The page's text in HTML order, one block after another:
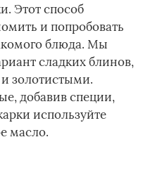
Этот способ
и попробовать
блюда. Мы
сладких блинов,
золотистыми.
добавив специи,
используйте
масло.